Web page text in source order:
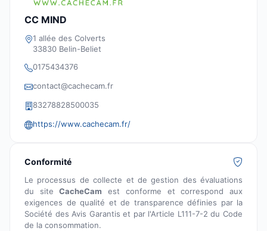
CC MIND
1 allée des Colverts
33830 Belin-Beliet
0175434376
contact@cachecam.fr
83278828500035
https://www.cachecam.fr/
Conformité
Le processus de collecte et de gestion des évaluations
du siteCacheCam est conforme et correspond aux
exigences de qualité et de transparence définies par la
Société des Avis Garantis et par l'Article L111-7-2 du Code
de la consommation.